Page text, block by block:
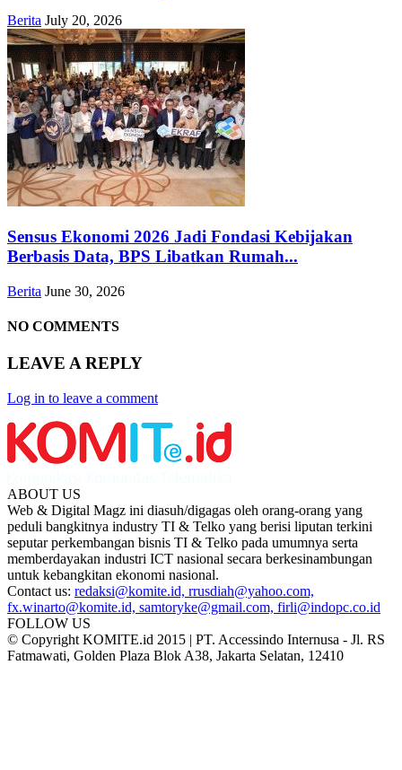
Berita July 20, 2026
Sensus Ekonomi 2026 Jadi Fondasi Kebijakan
Berbasis Data, BPS Libatkan Rumah...
Berita June 30, 2026
NO COMMENTS
LEAVE A REPLY
Log in to leave a comment
ABOUT US
Web & Digital Magz ini diasuh/digagas oleh orang-orang yang
peduli bangkitnya industry TI & Telko yang berisi liputan terkini
seputar perkembangan bisnis TI & Telko pada umumnya serta
memberdayakan industri ICT nasional secara berkesinambungan
untuk kebangkitan ekonomi nasional.
Contact us: redaksi@komite.id, rrusdiah@yahoo.com,
fx.winarto@komite.id, samtoryke@gmail.com, firli@indopc.co.id
FOLLOW US
© Copyright KOMITE.id 2015 | PT. Accessindo Internusa - Jl. RS
Fatmawati, Golden Plaza Blok A38, Jakarta Selatan, 12410